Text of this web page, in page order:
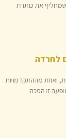
את כותרת
לחרדה
ואחת מההתקדמויות
זו הפכה